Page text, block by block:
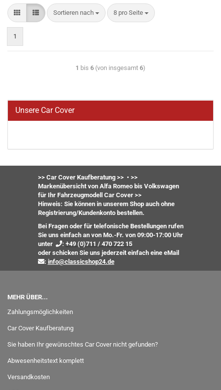
Sortieren nach 8 pro Seite
1
1 bis 6 (von insgesamt 6)
Unsere Car Cover
>> Car Cover Kaufberatung >> • >>
Markenübersicht von Alfa Romeo bis Volkswagen
für Ihr Fahrzeugmodell Car Cover >>
Hinweis: Sie können in unserem Shop auch ohne
Registrierung/Kundenkonto bestellen.
Bei Fragen oder für telefonische Bestellungen rufen
Sie uns einfach an von Mo.-Fr. von 09:00-17:00 Uhr
unter
: +49 (0)711 / 470 722 15
oderschicken Sie uns jederzeit einfach eine eMail
: info@classicshop24.de
MEHR ÜBER...
Zahlungsmöglichkeiten
Car Cover Kaufberatung
Sie haben Ihr gewünschtes Car Cover nicht gefunden?
Abwesenheitstext komplett
Versandkosten